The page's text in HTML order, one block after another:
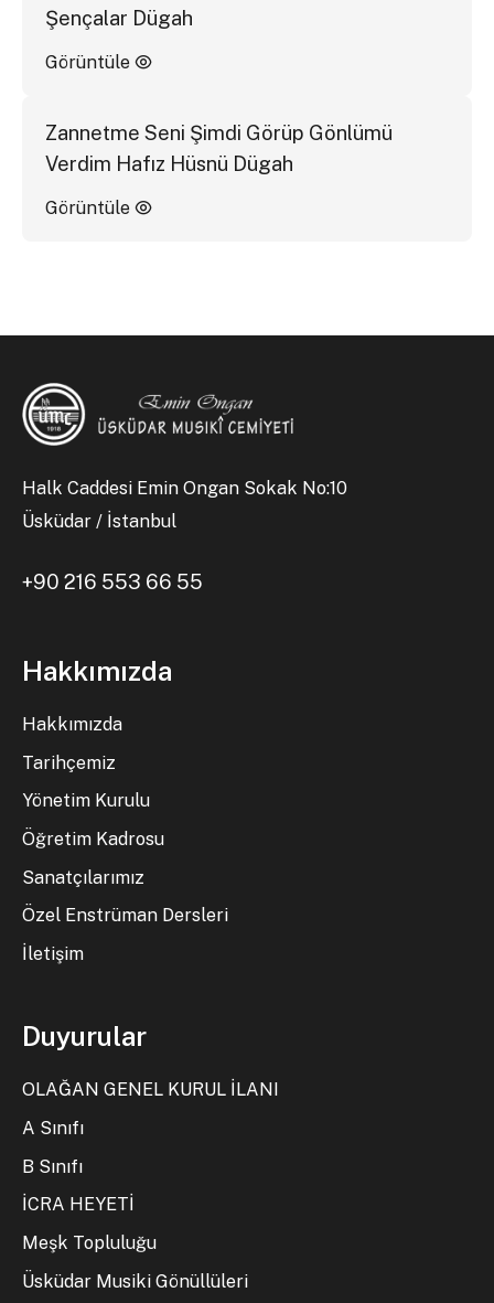
Şençalar Dügah
Görüntüle
Zannetme Seni Şimdi Görüp Gönlümü
Verdim Hafız Hüsnü Dügah
Görüntüle
Halk Caddesi Emin Ongan Sokak No:10
Üsküdar / İstanbul
+90 216 553 66 55
Hakkımızda
Hakkımızda
Tarihçemiz
Yönetim Kurulu
Öğretim Kadrosu
Sanatçılarımız
Özel Enstrüman Dersleri
İletişim
Duyurular
OLAĞAN GENEL KURUL İLANI
A Sınıfı
B Sınıfı
İCRA HEYETİ
Meşk Topluluğu
Üsküdar Musiki Gönüllüleri